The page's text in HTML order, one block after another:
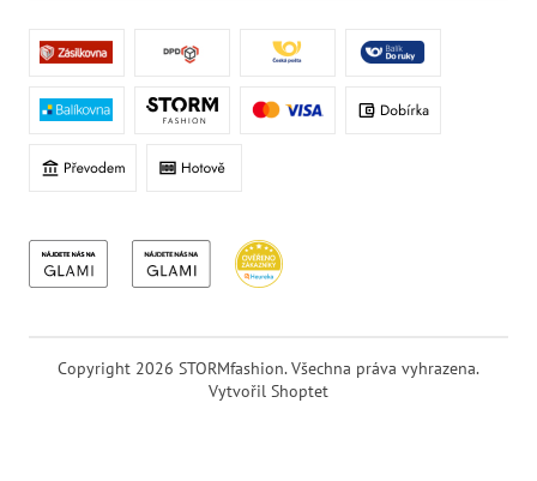
Vytvořil Shoptet
Copyright 2026 STORMfashion. Všechna práva vyhrazena.